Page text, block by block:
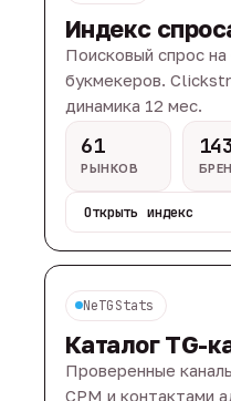
Индекс
Поисковый спрос
букмекеров.
динамика 12 мес.
61
РЫНКОВ
Открыть индекс
NeTGStats
Каталог TG-
Проверенные
CPM и контактами